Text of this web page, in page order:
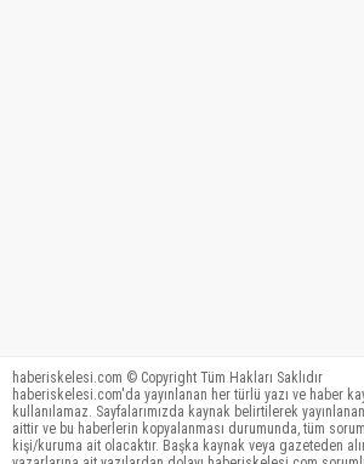
haberiskelesi.com © Copyright Tüm Hakları Saklıdır
haberiskelesi.com'da yayınlanan her türlü yazı ve haber
kullanılamaz. Sayfalarımızda kaynak belirtilerek
aittir ve bu haberlerin kopyalanması durumunda, tüm
kişi/kuruma ait olacaktır. Başka kaynak veya gazeteden